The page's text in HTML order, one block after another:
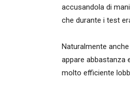
accusandola di
che durante i test
Naturalmente
appare abbastanza
molto efficiente